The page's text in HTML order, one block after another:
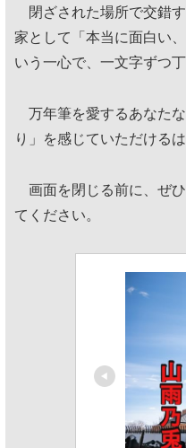
閉ざされた場所で交錯
家として「本当に面白い
いう一心で、一文字ずつ
万年筆を愛するあなた
り」を感じていただけるは
画面を閉じる前に、ぜ
てください。